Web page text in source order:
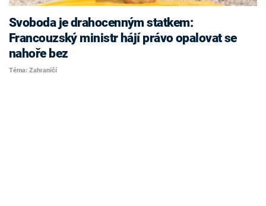
Svoboda je drahocenným statkem:
Francouzský ministr hájí právo opalovat se
nahoře bez
Téma: Zahraničí